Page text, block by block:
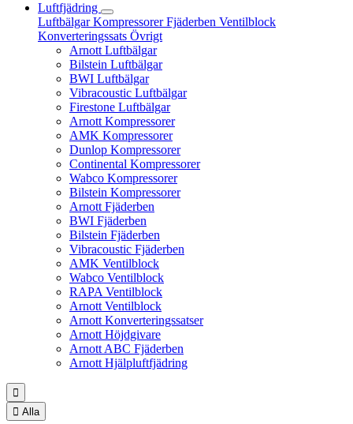
Luftfjädring
LuftbälgarKompressorerFjäderben Ventilblock
Konverteringssats Övrigt
Arnott Luftbälgar
Bilstein Luftbälgar
BWI Luftbälgar
Vibracoustic Luftbälgar
Firestone Luftbälgar
Arnott Kompressorer
AMK Kompressorer
Dunlop Kompressorer
Continental Kompressorer
Wabco Kompressorer
Bilstein Kompressorer
Arnott Fjäderben
BWI Fjäderben
Bilstein Fjäderben
Vibracoustic Fjäderben
AMK Ventilblock
Wabco Ventilblock
RAPA Ventilblock
Arnott Ventilblock
Arnott Konverteringssatser
Arnott Höjdgivare
Arnott ABC Fjäderben
Arnott Hjälpluftfjädring

 Alla